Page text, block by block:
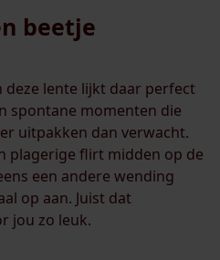
beetje
deze lente lijkt daar perfect
spontane momenten die
uitpakken dan verwacht.
plagerige flirt midden op de
een andere wending
op aan. Juist dat
jou zo leuk.